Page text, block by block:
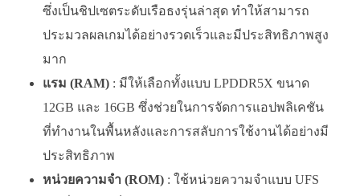
ซึ่งเป็นชิปเซตระดับเรือธงรุ่นล่าสุด ทำให้สามารถ
ประมวลผลเกมได้อย่างรวดเร็วและมีประสิทธิภาพสูง
มาก
แรม (RAM) : มีให้เลือกทั้งแบบ LPDDR5X ขนาด
12GB และ 16GB ซึ่งช่วยในการจัดการแอปพลิเคชัน
ที่ทำงานในพื้นหลังและการสลับการใช้งานได้อย่างมี
ประสิทธิภาพ
หน่วยความจำ (ROM) : ใช้หน่วยความจำแบบ UFS